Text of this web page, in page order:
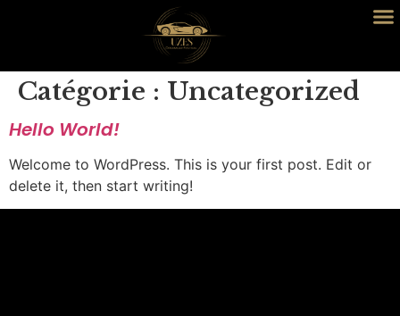
Catégorie : Uncategorized
Hello World!
Welcome to WordPress. This is your first post. Edit or
delete it, then start writing!